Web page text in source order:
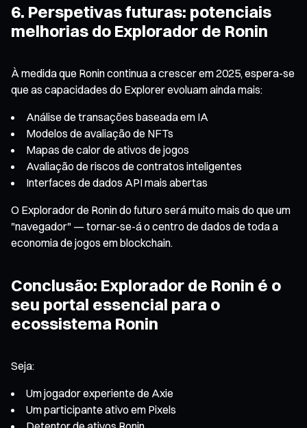
6. Perspetivas futuras: potenciais
melhorias do Explorador de Ronin
À medida que Ronin continua a crescer em 2025, espera-se
que as capacidades do Explorer evoluam ainda mais:
Análise de transações baseada em IA
Modelos de avaliação de NFTs
Mapas de calor de ativos de jogos
Avaliação de riscos de contratos inteligentes
Interfaces de dados API mais abertas
O Explorador de Ronin do futuro será muito mais do que um
"navegador" — tornar-se-á o centro de dados de toda a
economia de jogos em blockchain.
Conclusão: Explorador de Ronin é o
seu portal essencial para o
ecossistema Ronin
Seja:
Um jogador experiente de Axie
Um participante ativo em Pixels